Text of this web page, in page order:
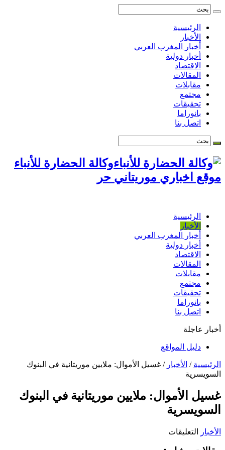
الرئيسية
الأخبار
أخبار المغرب العربي
أخبار دولية
الاقتصاد
المقالات
مقابلات
مجتمع
تحقيقات
بانوراما
اتصل بنا
وكالة الحضارة للأنباء
موقع اخباري موريتاني حر
الرئيسية
الأخبار
أخبار المغرب العربي
أخبار دولية
الاقتصاد
المقالات
مقابلات
مجتمع
تحقيقات
بانوراما
اتصل بنا
أخبار عاجلة
دليل المواقع
الرئيسية / الأخبار / غسيل الأموال: ملايين موريتانية في البنوك
السويسرية
غسيل الأموال: ملايين موريتانية في البنوك
السويسرية
الأخبار التعليقات